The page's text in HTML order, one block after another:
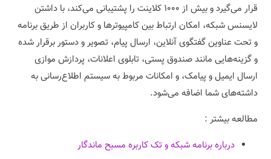
قرار می‌گیرد و بیش از ۱۰۰۰ کلاینت را پشتیبانی می‌کند، با داشتن
لایسنس شبکه، امکان ارتباط بین کامپیوترها و کاربران از طریق برنامه
و تحت عناوین گفتگوی آنلاین، ارسال پیام، تصویر و دستور برقرار شده
و گزینه‌هایی مانند صندوق پستی، تابلوی اعلانات، پردازش موازی
ارسال ایمیل و پیامک، و امکانات مربوط به سیستم اطلاع‌رسانی به
داشته‌های شما اضافه می‌شود.
مطالعه بیشتر :
درباره برنامه شبکه و تک کاربره مسبح ماندگار